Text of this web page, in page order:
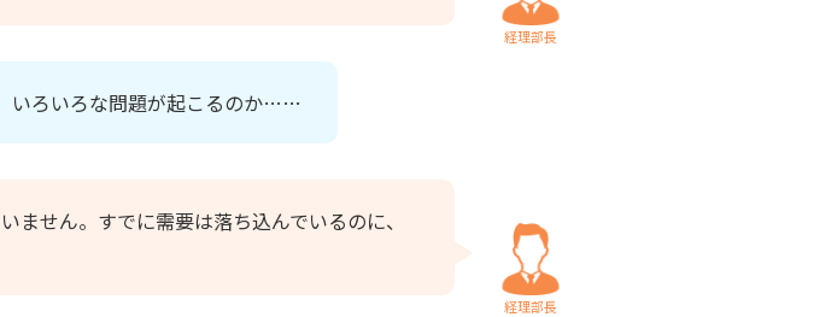
経理部長
いろいろな問題が起こるのか……
せん。すでに需要は落ち込んでいるのに、
経理部長